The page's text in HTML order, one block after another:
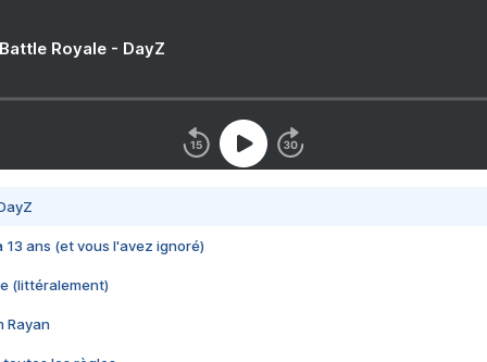
Royale - DayZ
13 ans (et vous l'avez ignoré)
(littéralement)
Rayan